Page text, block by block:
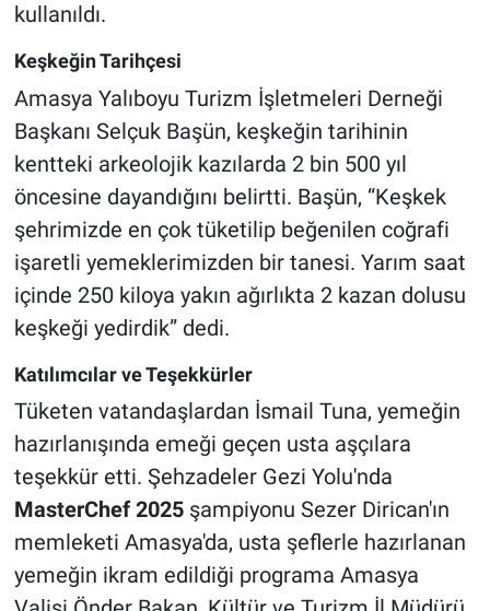
kullanıldı.
Keşkeğin Tarihçesi
Amasya Yalıboyu Turizm İşletmeleri Derneği
Başkanı Selçuk Başün, keşkeğin tarihinin
kentteki arkeolojik kazılarda 2 bin 500 yıl
öncesine dayandığını belirtti. Başün, “Keşkek
şehrimizde en çok tüketilip beğenilen coğrafi
işaretli yemeklerimizden bir tanesi. Yarım saat
içinde 250 kiloya yakın ağırlıkta 2 kazan dolusu
keşkeği yedirdik” dedi.
Katılımcılar ve Teşekkürler
Tüketen vatandaşlardan İsmail Tuna, yemeğin
hazırlanışında emeği geçen usta aşçılara
teşekkür etti. Şehzadeler Gezi Yolu'nda
MasterChef 2025şampiyonu Sezer Dirican'ın
memleketi Amasya'da, usta şeflerle hazırlanan
yemeğin ikram edildiği programa Amasya